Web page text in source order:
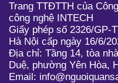
Trang TTĐTTH của
công nghệ INTECH
Giấy phép số 2326/GP-
Hà Nội cấp ngày 16/6/
Địa chỉ: Tầng 14, tòa
Duệ, phường Yên Hòa,
Email: